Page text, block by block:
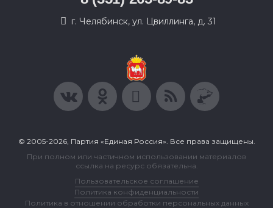
г. Челябинск, ул. Цвиллинга, д. 31
© 2005-2026, Партия «Единая Россия». Все права защищены.
При полном или частичном использовании материалов
ссылка на ресурс обязательна.
Пользовательское соглашение
Политика конфиденциальности
Политика в отношении обработки персональных данных